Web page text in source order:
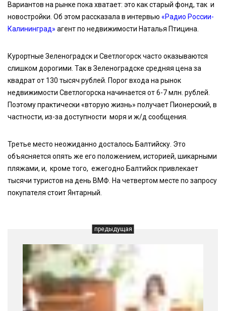
Вариантов на рынке пока хватает: это как старый фонд, так и
новостройки. Об этом рассказала в интервью «Радио России-
Калининград» агент по недвижимости Наталья Птицина.
Курортные Зеленоградск и Светлогорск часто оказываются
слишком дорогими. Так в Зеленоградске средняя цена за
квадрат от 130 тысяч рублей. Порог входа на рынок
недвижимости Светлогорска начинается от 6-7 млн. рублей.
Поэтому практически «вторую жизнь» получает Пионерский, в
частности, из-за доступности моря и ж/д сообщения.
Третье место неожиданно досталось Балтийску. Это
объясняется опять же его положением, историей, шикарными
пляжами, и, кроме того, ежегодно Балтийск привлекает
тысячи туристов на день ВМФ. На четвертом месте по запросу
покупателя стоит Янтарный.
предыдущая